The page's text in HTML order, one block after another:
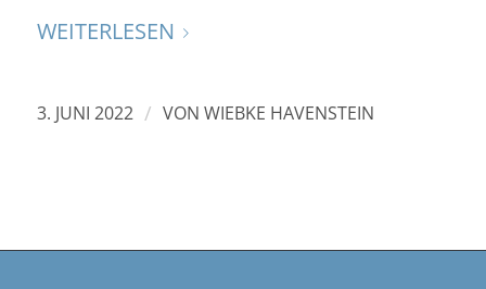
WEITERLESEN
3. JUNI 2022 / VON WIEBKE HAVENSTEIN